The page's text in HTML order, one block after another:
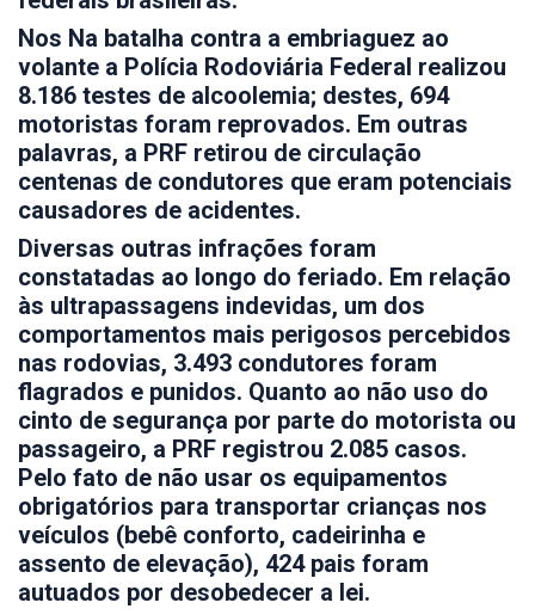
Nos Na batalha contra a embriaguez ao
volante a Polícia Rodoviária Federal realizou
8.186 testes de alcoolemia; destes, 694
motoristas foram reprovados. Em outras
palavras, a PRF retirou de circulação
centenas de condutores que eram potenciais
causadores de acidentes.
Diversas outras infrações foram
constatadas ao longo do feriado. Em relação
às ultrapassagens indevidas, um dos
comportamentos mais perigosos percebidos
nas rodovias, 3.493 condutores foram
flagrados e punidos. Quanto ao não uso do
cinto de segurança por parte do motorista ou
passageiro, a PRF registrou 2.085 casos.
Pelo fato de não usar os equipamentos
obrigatórios para transportar crianças nos
veículos (bebê conforto, cadeirinha e
assento de elevação), 424 pais foram
autuados por desobedecer a lei.